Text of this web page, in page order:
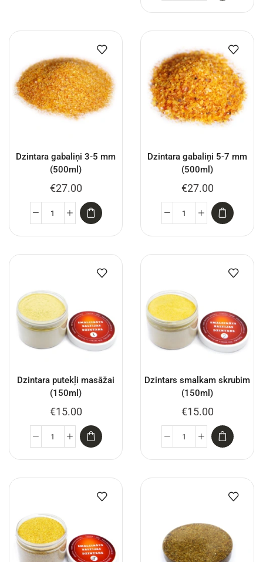
Dzintara gabaliņi 3-5 mm
(500ml)
€27.00
Dzintara gabaliņi 5-7 mm
(500ml)
€27.00
Dzintara putekļi masāžai
(150ml)
€15.00
Dzintars smalkam skrubim
(150ml)
€15.00